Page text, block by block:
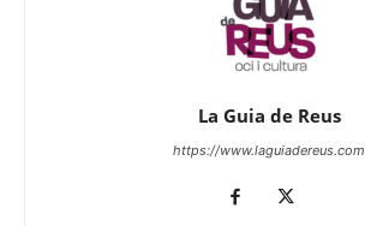
La Guia de Reus
https://www.laguiadereus.com